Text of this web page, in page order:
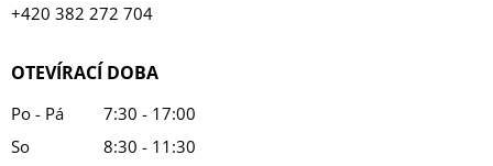
+420 382 272 704
OTEVÍRACÍ DOBA
Po - Pá
7:30 - 17:00
So
8:30 - 11:30